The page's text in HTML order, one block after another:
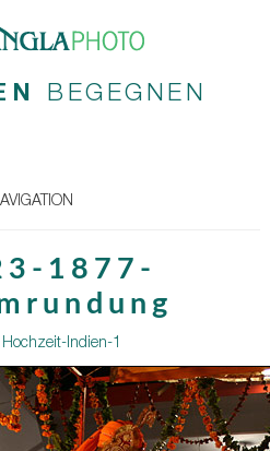
BEGEGNEN
1877-
Hochzeit-Indien-1